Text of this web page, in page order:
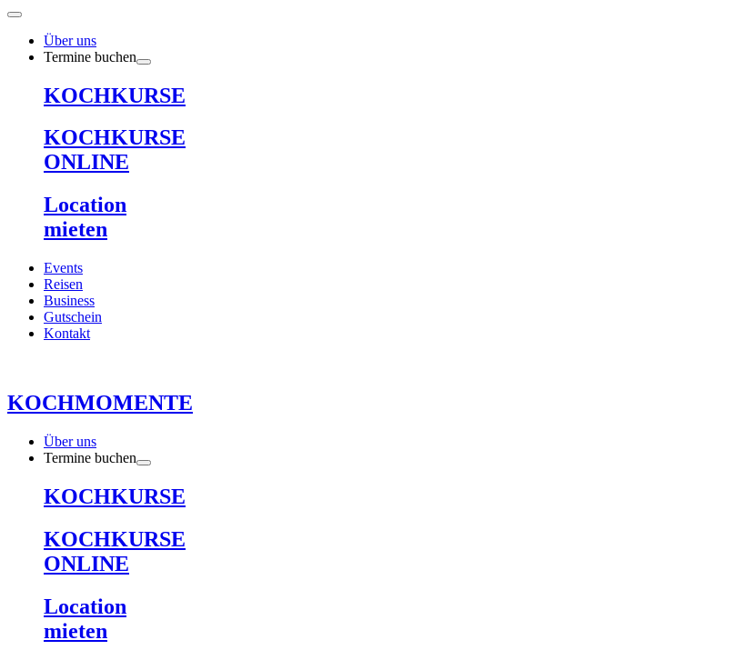
Über uns
Termine buchen
KOCHKURSE
KOCHKURSE
ONLINE
Location
mieten
Events
Reisen
Business
Gutschein
Kontakt
KOCHMOMENTE
Über uns
Termine buchen
KOCHKURSE
KOCHKURSE
ONLINE
Location
mieten